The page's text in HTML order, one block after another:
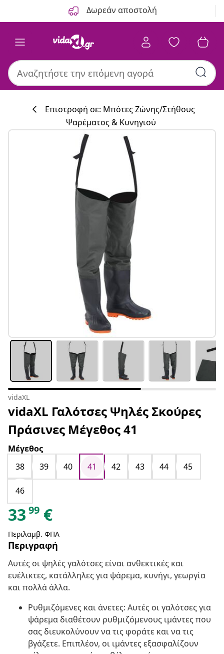
Δωρεάν αποστολή
#sharemevidaxl
Επιστροφή σε: Μπότες Ζώνης/Στήθους
Ψαρέματος & Κυνηγιού
vidaXL
vidaXL Γαλότσες Ψηλές Σκούρες
Πράσινες Μέγεθος 41
Μέγεθος
38
39 40 41 42 43 44 45
46
33 99 €
Περιλαμβ. ΦΠΑ
Περιγραφή
Αυτές οι ψηλές γαλότσες είναι ανθεκτικές και
ευέλικτες, κατάλληλες για ψάρεμα, κυνήγι, γεωργία
και πολλά άλλα.
Ρυθμιζόμενες και άνετες: Αυτές οι γαλότσες για
ψάρεμα διαθέτουν ρυθμιζόμενους ιμάντες που
σας διευκολύνουν να τις φοράτε και να τις
βγάζετε. Επιπλέον, οι ιμάντες εξασφαλίζουν